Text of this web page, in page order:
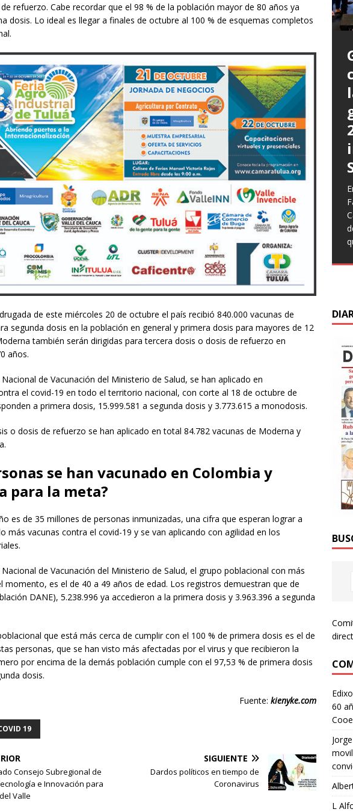
refuerzo. Cabe recordar que el 98 % de la población mayor de 80 años ya
dosis. Lo ideal es llegar a finales de octubre al 100 % de esquemas completos
de este miércoles 20 de octubre el país recibió 840.000 vacunas de
segunda dosis en la población en general y primera dosis para mayores de 12
también serán dirigidas para tercera dosis o dosis de refuerzo en
años.
de Vacunación del Ministerio de Salud, se han aplicado en
el covid-19 en todo el territorio nacional, con corte al 18 de octubre de
a primera dosis, 15.999.581 a segunda dosis y 3.773.615 a monodosis.
o dosis de refuerzo se han aplicado en total 84.782 vacunas de Moderna y
se han vacunado en Colombia y
para la meta?
es de 35 millones de personas inmunizadas, una cifra que esperan lograr a
más vacunas contra el covid-19 y se van aplicando con agilidad en los
de Vacunación del Ministerio de Salud, el grupo poblacional con más
momento, es el de 40 a 49 años de edad. Los registros demuestran que de
DANE), 5.238.996 ya accedieron a la primera dosis y 3.963.396 a segunda
que está más cerca de cumplir con el 100 % de primera dosis es el de
personas, que se han visto más afectadas por el virus y que recibieron la
por encima de la demás población cumple con el 97,53 % de primera dosis
dosis.
Fuente:kienyke.com
19
Consejo Subregional de
e Innovación para
Valle
SIGUIENTE
Dardos políticos en tiempo de
Coronavirus
60
L